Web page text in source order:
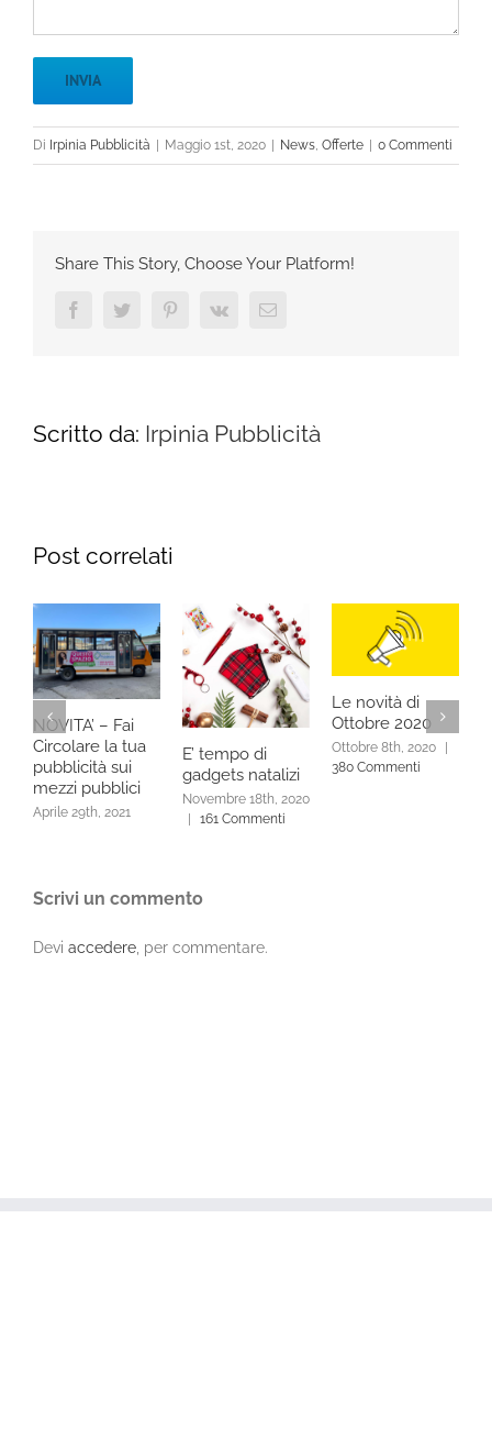
Di Irpinia Pubblicità Maggio 1st, 2020 News, Offerte 0 Commenti
Share This Story, Choose Your Platform!
FacebookTwitter PinterestVk Email
Scritto da: Irpinia Pubblicità
Post correlati
NOVITA’ – Fai
Circolare la tua
pubblicità sui
mezzi pubblici
Aprile 29th, 2021
E’ tempo di
gadgets natalizi
Novembre 18th, 2020
|
161 Commenti
Le novità di
Ottobre 2020
Ottobre 8th, 2020
|
380 Commenti
Scrivi un commento
Devi accedere, per commentare.